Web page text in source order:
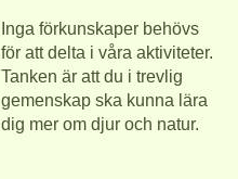
Inga förkunskaper behövs
för att delta i våra aktiviteter.
Tanken är att du i trevlig
gemenskap ska kunna lära
dig mer om djur och natur.